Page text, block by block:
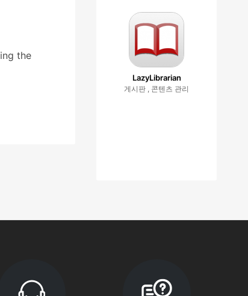
the
LazyLibrarian
게시판 , 콘텐츠 관리